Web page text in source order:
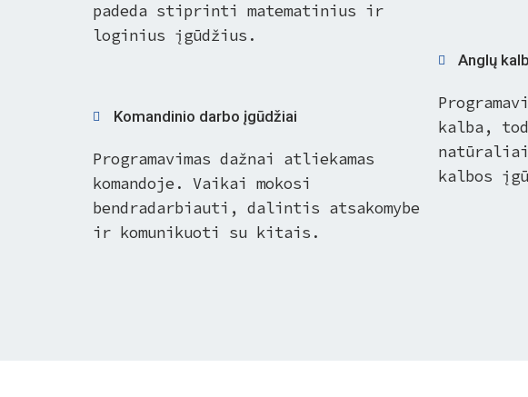
padeda stiprinti matematinius ir
loginius įgūdžius.
Komandinio darbo įgūdžiai
Programavimas dažnai atliekamas
komandoje. Vaikai mokosi
bendradarbiauti, dalintis atsakomybe
ir komunikuoti su kitais.
Anglų
kalba,
natūraliai
kalbos